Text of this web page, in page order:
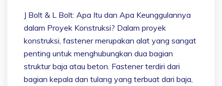
J Bolt & L Bolt: Apa Itu dan Apa Keunggulannya
dalam Proyek Konstruksi? Dalam proyek
konstruksi, fastener merupakan alat yang sangat
penting untuk menghubungkan dua bagian
struktur baja atau beton. Fastener terdiri dari
bagian kepala dan tulang yang terbuat dari baja,